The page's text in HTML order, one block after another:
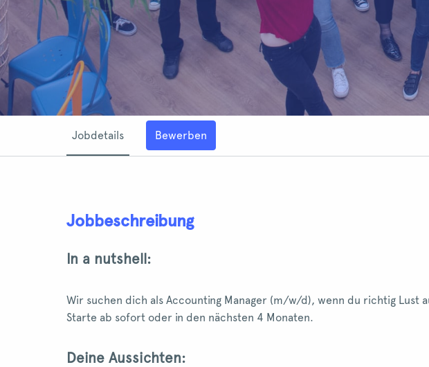
Jobdetails Bewerben
Jobbeschreibung
In a nutshell:
Wir suchen dich als Accounting Manager (m/w/d), wenn du richtig
Starte ab sofort oder in den nächsten 4 Monaten.
Deine Aussichten: